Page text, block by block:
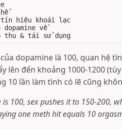
hiệu khoái lạc
dopamine về
dopamine là 100, quan hệ
lên đến khoảng 1000-1200
10 lần làm tình có lẽ cũng
100, sex pushes it to 150-200,
one meth hit equals 10